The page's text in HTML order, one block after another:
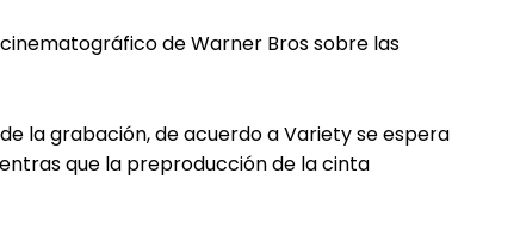
de Warner Bros sobre las
la grabación, de acuerdo a Variety se espera
que la preproducción de la cinta